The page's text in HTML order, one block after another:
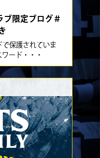
ブ限定ブログ＃
で保護されていま
ード・・・